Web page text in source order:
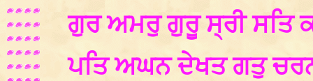
ਗੁਰ ਅਮਰੁ ਗੁਰੂ ਸ੍ਰੀ ਸਤਿ
ਪਤਿ ਅਘਨ ਦੇਖਤ ਗਤੁ